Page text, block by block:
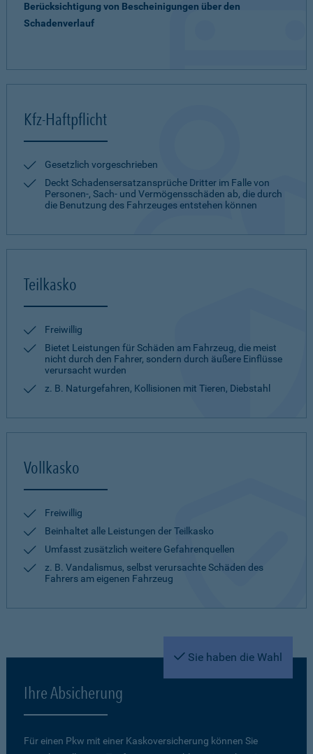
Berücksichtigung von Bescheinigungen über den
Schadenverlauf
Kfz-Haftpflicht
Gesetzlich vorgeschrieben
Deckt Schadensersatzansprüche Dritter im Falle von
Personen-, Sach- und Vermögensschäden ab, die durch
die Benutzung des Fahrzeuges entstehen können
Teilkasko
Freiwillig
Bietet Leistungen für Schäden am Fahrzeug, die meist
nicht durch den Fahrer, sondern durch äußere Einflüsse
verursacht wurden
z. B. Naturgefahren, Kollisionen mit Tieren, Diebstahl
Vollkasko
Freiwillig
Beinhaltet alle Leistungen der Teilkasko
Umfasst zusätzlich weitere Gefahrenquellen
z. B. Vandalismus, selbst verursachte Schäden des
Fahrers am eigenen Fahrzeug
Sie haben die Wahl
Ihre Absicherung
Für einen Pkw mit einer Kaskoversicherung können Sie